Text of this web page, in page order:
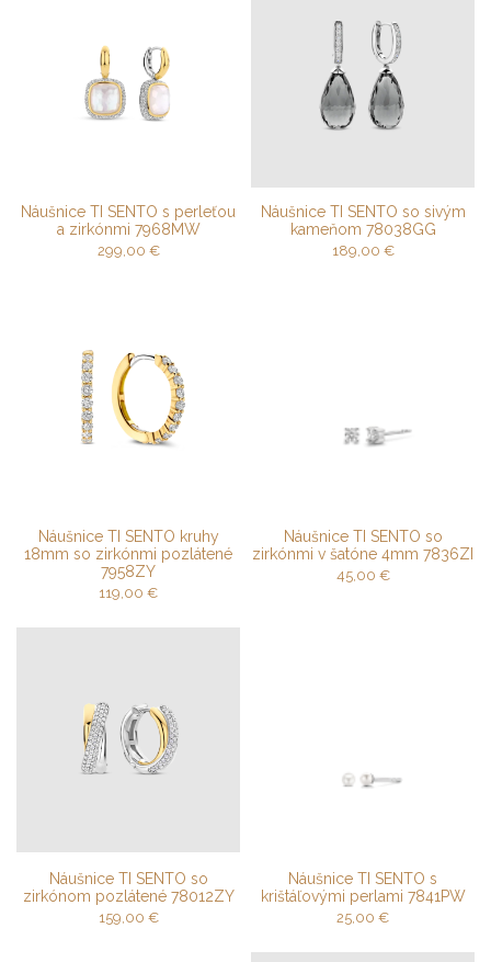
Náušnice TI SENTO s perleťou
a zirkónmi 7968MW
299,00 €
Náušnice TI SENTO so sivým
kameňom 78038GG
189,00 €
Náušnice TI SENTO kruhy
18mm so zirkónmi pozlátené
7958ZY
119,00 €
Náušnice TI SENTO so
zirkónmi v šatóne 4mm 7836ZI
45,00 €
Náušnice TI SENTO so
zirkónom pozlátené 78012ZY
159,00 €
Náušnice TI SENTO s
krištáľovými perlami 7841PW
25,00 €